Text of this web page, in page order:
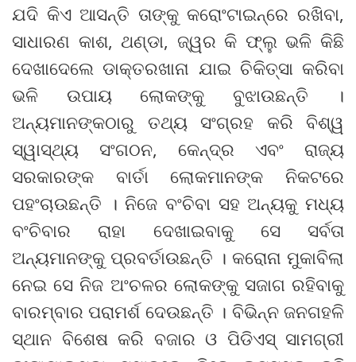
ଯଦି କିଏ ଆସନ୍ତି ତାଙ୍କୁ କରୋଂଟାଇନ୍‌ରେ ରଖିବା,
ସାଧାରଣ କାଶ, ଥଣ୍ଡା, ଜ୍ୱର କି ଫ୍ଲୁ ଭଳି କିଛି
ଦେଖାଦେଲେ ଡାକ୍ତରଖାନା ଯାଇ ଚିକିତ୍ସା କରିବା
ଭଳି ଉପାୟ ଲୋକଙ୍କୁ ବୁଝାଉଛନ୍ତି ।
ଅନ୍ୟମାନଙ୍କଠାରୁ ତଥ୍ୟ ସଂଗ୍ରହ କରି ବିଶ୍ୱ
ସ୍ୱାସ୍ଥ୍ୟ ସଂଗଠନ, କେନ୍ଦ୍ର ଏବଂ ରାଜ୍ୟ
ସରକାରଙ୍କ ବାର୍ତା ଲୋକମାନଙ୍କ ନିକଟରେ
ପହଂଚାଉଛନ୍ତି । ନିଜେ ବଂଚିବା ସହ ଅନ୍ୟକୁ ମଧ୍ୟ
ବଂଚିବାର ରାହା ଦେଖାଇବାକୁ ସେ ସର୍ବତା
ଅନ୍ୟମାନଙ୍କୁ ପ୍ରବର୍ତାଉଛନ୍ତି । କରୋନା ମୁକାବିଲା
ନେଇ ସେ ନିଜ ଅଂଚଳର ଲୋକଙ୍କୁ ସଜାଗ ରହିବାକୁ
ବାରମ୍ବାର ପରାମର୍ଶ ଦେଉଛନ୍ତି । ବିଭିନ୍ନ ଜନଗହଳି
ସ୍ଥାନ ବିଶେଷ କରି ବଜାର ଓ ପିଡିଏସ୍ ସାମଗ୍ରୀ